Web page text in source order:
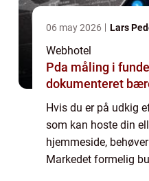
06 may 2026 Lars
Webhotel
Pda måling i
dokumenteret
Hvis du er på udkig
som kan hoste din
hjemmeside,
Markedet formelig